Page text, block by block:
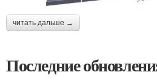
читать дальше →
Последние